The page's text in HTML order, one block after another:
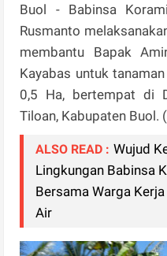
Buol - Babinsa
Rusmanto
membantu Bapak
Kayabas untuk
0,5 Ha, bertempat di
Tiloan, Kabupaten
ALSO READ : Wujud
Lingkungan Babinsa
Bersama Warga
Air